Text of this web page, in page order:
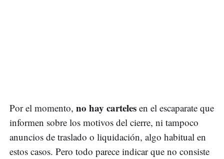
Por el momento, no hay carteles en el escaparate que
informen sobre los motivos del cierre, ni tampoco
anuncios de traslado o liquidación, algo habitual en
estos casos. Pero todo parece indicar que no consiste